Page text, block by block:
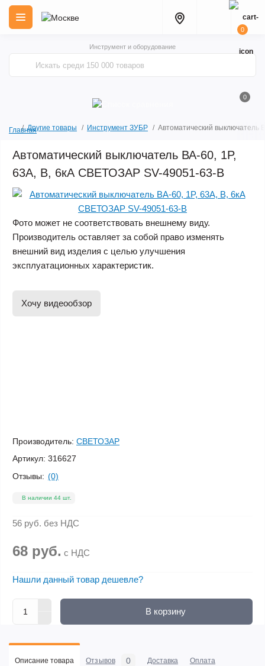
Инструмент и оборудование
0
0
ГлавнаяДругие товары Инструмент ЗУБР Автоматический выключатель
Автоматический выключатель ВА-60, 1P,
63А, B, 6кА СВЕТОЗАР SV-49051-63-B
Фото может не соответствовать внешнему виду.
Производитель оставляет за собой право изменять
внешний вид изделия с целью улучшения
эксплуатационных характеристик.
Хочу видеообзор
Производитель: СВЕТОЗАР
Артикул: 316627
Отзывы: (0)
В наличии 44 шт.
56 руб. без НДС
68 руб. с НДС
Нашли данный товар дешевле?
В корзину
Описание товара Отзывов 0 Доставка Оплата